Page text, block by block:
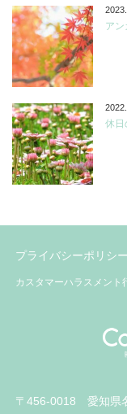
アン
休日
プライバシーポリシー
カスタマーハラスメント
〒456-0018 愛知県